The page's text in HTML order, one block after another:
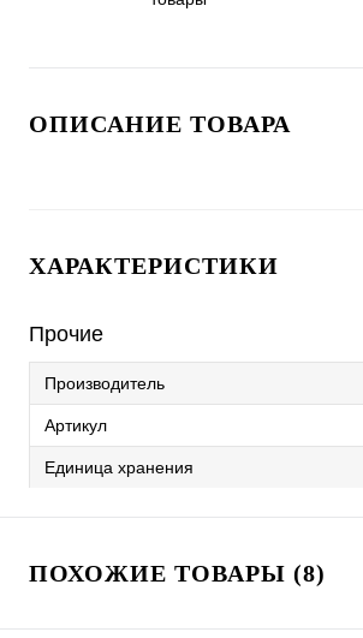
ОПИСАНИЕ ТОВАРА
ХАРАКТЕРИСТИКИ
Прочие
Производитель
Артикул
Единица хранения
ПОХОЖИЕ ТОВАРЫ (8)